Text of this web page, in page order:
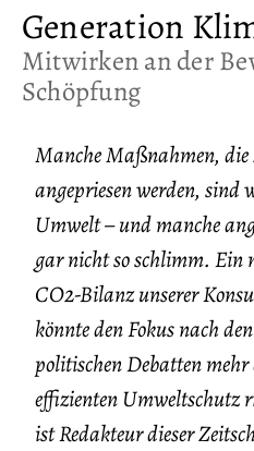
Generation
:
Mitwirken an der
Schöpfung
Manche Maßnahmen,
angepriesen werden, sind
Umwelt – und manche
gar nicht so schlimm. Ein
CO2-Bilanz unserer
könnte den Fokus nach
politischen Debatten
effizienten Umweltschutz
ist Redakteur dieser